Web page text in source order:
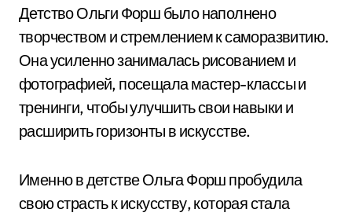
Детство Ольги Форш было наполнено
творчеством и стремлением к саморазвитию.
Она усиленно занималась рисованием и
фотографией, посещала мастер-классы и
тренинги, чтобы улучшить свои навыки и
расширить горизонты в искусстве.
Именно в детстве Ольга Форш пробудила
свою страсть к искусству, которая стала